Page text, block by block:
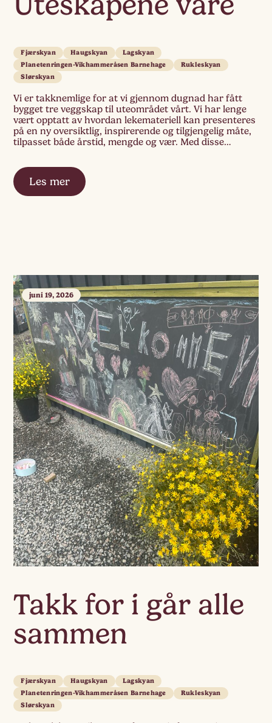
Fjærskyan Haugskyan
Lagskyan
Planetenringen-Vikhammeråsen Barnehage
Rukleskyan
Slørskyan
Vi er takknemlige for at vi gjennom dugnad har fått
bygget tre veggskap til uteområdet vårt. Vi har lenge
vært opptatt av hvordan lekemateriell kan presenteres
på en ny oversiktlig, inspirerende og tilgjengelig måte,
tilpasset både årstid, mengde og vær. Med disse
Les mer
Takk for i går alle
sammen
juni 19, 2026
Fjærskyan Haugskyan
Lagskyan
Planetenringen-Vikhammeråsen Barnehage
Rukleskyan
Slørskyan